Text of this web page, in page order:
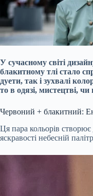
У сучасному світі
блакитному тлі стало
дуети, так і зухвалі
то в одязі, мистецтві, чи
Червоний + блакитний:
Ця пара кольорів
яскравості небесній